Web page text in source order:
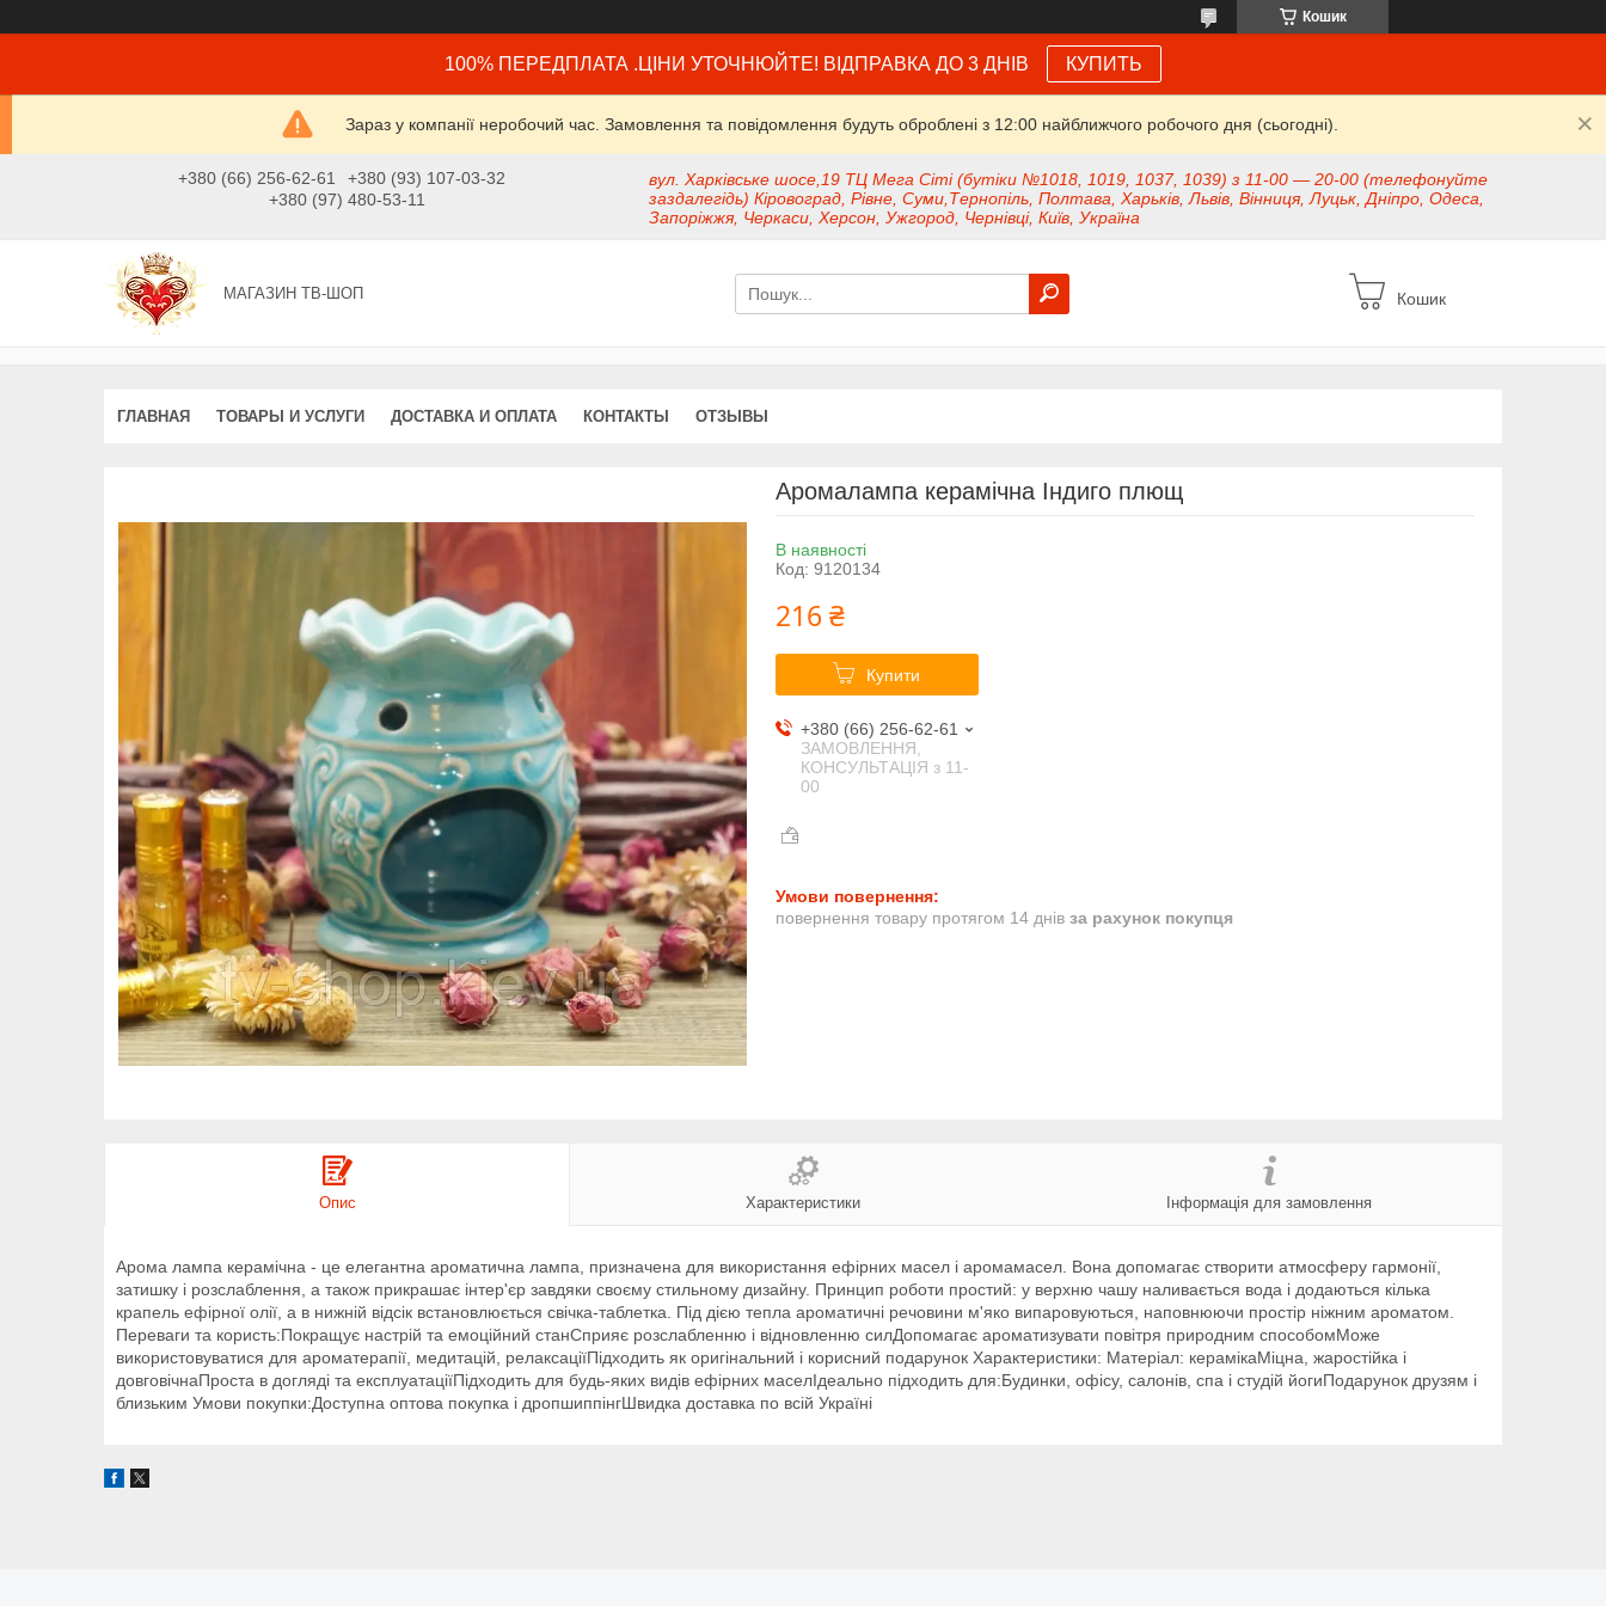
Кошик
100% ПЕРЕДПЛАТА .ЦІНИ УТОЧНЮЙТЕ! ВІДПРАВКА ДО 3 ДНІВ КУПИТЬ
Зараз у компанії неробочий час. Замовлення та повідомлення будуть оброблені з 12:00 найближчого робочого дня (сьогодні).
+380 (66) 256-62-61
+380 (93) 107-03-32
+380 (97) 480-53-11
вул. Харківське шосе,19 ТЦ Мега Сіті (бутіки №1018, 1019, 1037, 1039) з 11-00 — 20-00 (телефонуйте
заздалегідь) Кіровоград, Рівне, Суми,Тернопіль, Полтава, Харьків, Львів, Вінниця, Луцьк, Дніпро, Одеса,
Запоріжжя, Черкаси, Херсон, Ужгород, Чернівці, Київ, Україна
МАГАЗИН ТВ-ШОП Кошик
ГЛАВНАЯ ТОВАРЫ И УСЛУГИ ДОСТАВКА И ОПЛАТА КОНТАКТЫ ОТЗЫВЫ
Аромалампа керамічна Індиго плющ
В наявності
Код: 9120134
216 ₴
Купити
+380 (66) 256-62-61
ЗАМОВЛЕННЯ,
КОНСУЛЬТАЦІЯ з 11-
00
повернення товару протягом 14 днів за рахунок покупця
Опис Характеристики Інформація для замовлення
Арома лампа керамічна - це елегантна ароматична лампа, призначена для використання ефірних масел і аромамасел. Вона допомагає створити атмосферу гармонії,
затишку і розслаблення, а також прикрашає інтер'єр завдяки своєму стильному дизайну. Принцип роботи простий: у верхню чашу наливається вода і додаються кілька
крапель ефірної олії, а в нижній відсік встановлюється свічка-таблетка. Під дією тепла ароматичні речовини м'яко випаровуються, наповнюючи простір ніжним ароматом.
Переваги та користь:Покращує настрій та емоційний станСприяє розслабленню і відновленню силДопомагає ароматизувати повітря природним способомМоже
використовуватися для ароматерапії, медитацій, релаксаціїПідходить як оригінальний і корисний подарунок Характеристики: Матеріал: керамікаМіцна, жаростійка і
довговічнаПроста в догляді та експлуатаціїПідходить для будь-яких видів ефірних маселІдеально підходить для:Будинки, офісу, салонів, спа і студій йогиПодарунок друзям і
близьким Умови покупки:Доступна оптова покупка і дропшиппінгШвидка доставка по всій Україні